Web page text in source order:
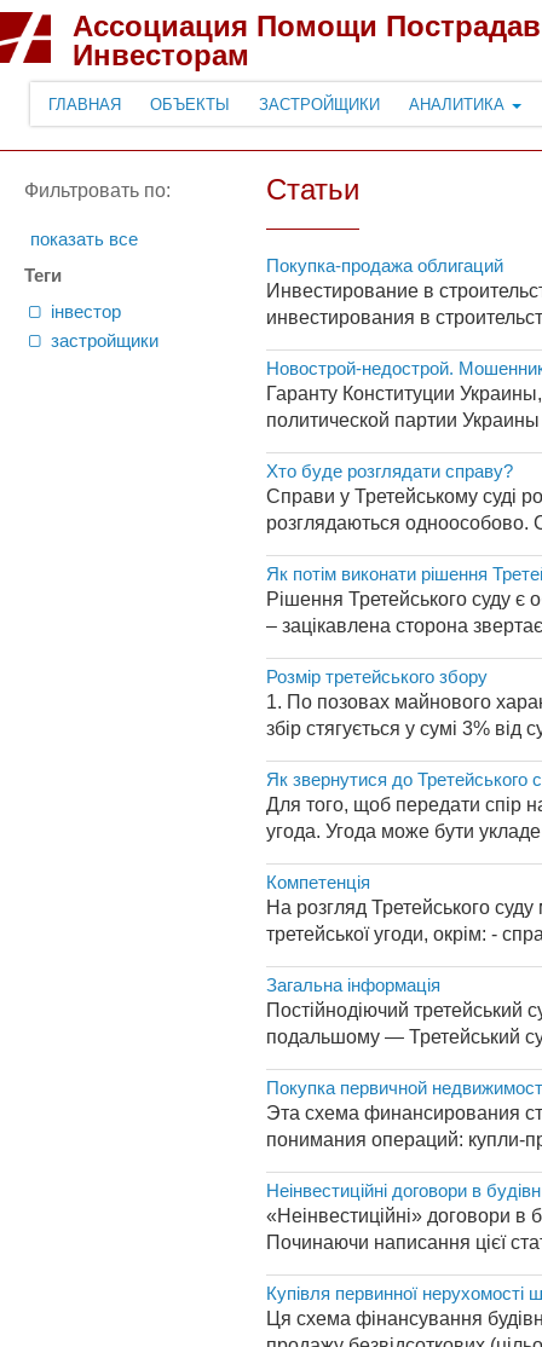
Ассоциация Помощи
Инвесторам
ГЛАВНАЯ ОБЪЕКТЫ ЗАСТРОЙЩИКИ АНАЛИТИКА
Фильтровать по:
показать все
Теги
інвестор
застройщики
Статьи
Покупка-продажа облигаций
Инвестирование в
инвестирования в
Новострой-недострой.
Гаранту Конституции
политической партии
Хто буде розглядати справу?
Справи у Третейському суді
розглядаються одноособово.
Як потім виконати рішення
Рішення Третейського суду є
– зацікавлена сторона
Розмір третейського збору
1. По позовах майнового
збір стягується у сумі 3%
Як звернутися до Третейського
Для того, щоб передати спір
угода. Угода може бути
Компетенція
На розгляд Третейського
третейської угоди, окрім: -
Загальна інформація
Постійнодіючий третейський
подальшому — Третейський
Покупка первичной
Эта схема финансирования
понимания операций: купли-
Неінвестиційні договори в
«Неінвестиційні» договори в
Починаючи написання цієї
Купівля первинної нерухомості
Ця схема фінансування